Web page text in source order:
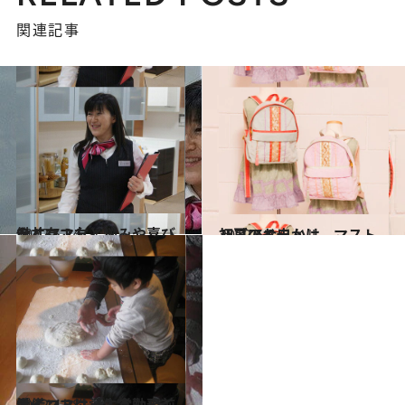
関連記事
2012.5.24
働くママ友と悩みや喜びを共有！
ライフスタイル 2012.6.2
初夏のお出かけ。マストハブアイテム
ライフスタイル